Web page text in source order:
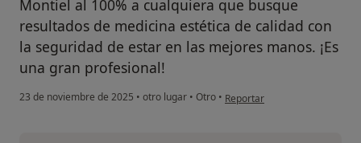
Montiel al 100% a cualquiera que busque
resultados de medicina estética de calidad con
la seguridad de estar en las mejores manos. ¡Es
una gran profesional!
23 de noviembre de 2025 • otro lugar • Otro • en opinión del usuario Jose
Reportar